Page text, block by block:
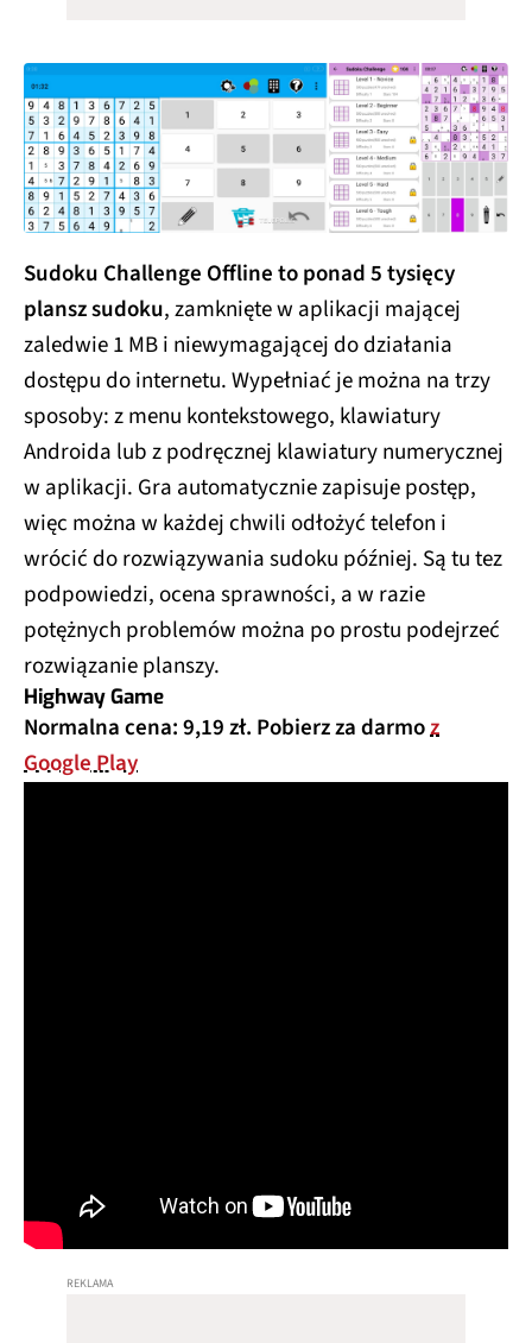
Sudoku Challenge Offline to ponad 5 tysięcy
plansz sudoku, zamknięte w aplikacji mającej
zaledwie 1 MB i niewymagającej do działania
dostępu do internetu. Wypełniać je można na trzy
sposoby: z menu kontekstowego, klawiatury
Androida lub z podręcznej klawiatury numerycznej
w aplikacji. Gra automatycznie zapisuje postęp,
więc można w każdej chwili odłożyć telefon i
wrócić do rozwiązywania sudoku później. Są tu tez
podpowiedzi, ocena sprawności, a w razie
potężnych problemów można po prostu podejrzeć
rozwiązanie planszy.
Highway Game
Normalna cena: 9,19 zł. Pobierz za darmoz
Google Play